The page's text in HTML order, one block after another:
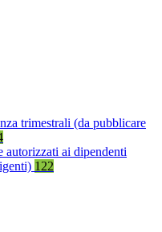
trimestrali (da pubblicare
autorizzati ai dipendenti
122